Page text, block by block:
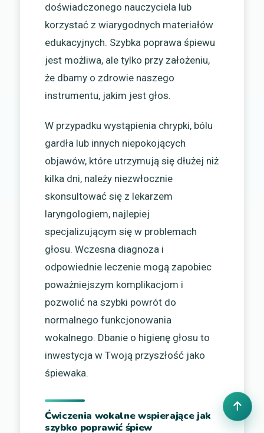
doświadczonego nauczyciela lub
korzystać z wiarygodnych materiałów
edukacyjnych. Szybka poprawa śpiewu
jest możliwa, ale tylko przy założeniu,
że dbamy o zdrowie naszego
instrumentu, jakim jest głos.
W przypadku wystąpienia chrypki, bólu
gardła lub innych niepokojących
objawów, które utrzymują się dłużej niż
kilka dni, należy niezwłocznie
skonsultować się z lekarzem
laryngologiem, najlepiej
specjalizującym się w problemach
głosu. Wczesna diagnoza i
odpowiednie leczenie mogą zapobiec
poważniejszym komplikacjom i
pozwolić na szybki powrót do
normalnego funkcjonowania
wokalnego. Dbanie o higienę głosu to
inwestycja w Twoją przyszłość jako
śpiewaka.
Ćwiczenia wokalne wspierające jak
szybko poprawić śpiew